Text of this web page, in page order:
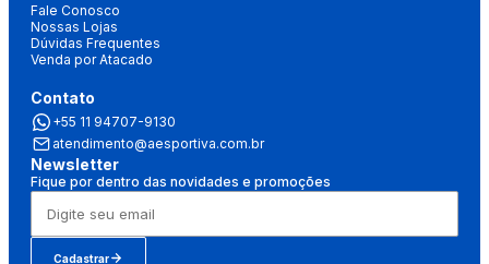
Fale Conosco
Nossas Lojas
Dúvidas Frequentes
Venda por Atacado
Contato
+55 11 94707-9130
atendimento@aesportiva.com.br
Newsletter
Fique por dentro das novidades e promoções
Cadastrar